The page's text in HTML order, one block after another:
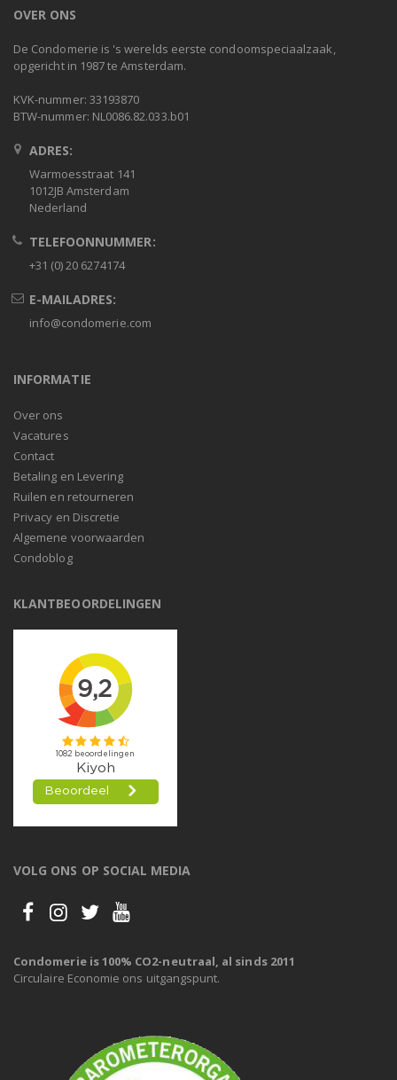
OVER ONS
De Condomerie is 's werelds eerste condoomspeciaalzaak,
opgericht in 1987 te Amsterdam.
KVK-nummer: 33193870
BTW-nummer: NL0086.82.033.b01
ADRES:
Warmoesstraat 141
1012JB Amsterdam
Nederland
TELEFOONNUMMER:
+31 (0) 20 6274174
E-MAILADRES:
info@condomerie.com
INFORMATIE
Over ons
Vacatures
Contact
Betaling en Levering
Ruilen en retourneren
Privacy en Discretie
Algemene voorwaarden
Condoblog
KLANTBEOORDELINGEN
VOLG ONS OP SOCIAL MEDIA
Condomerie is 100% CO2-neutraal, al sinds 2011
Circulaire Economie ons uitgangspunt.